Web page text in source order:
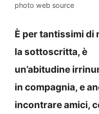
photo web source
È per tantissimi di
la sottoscritta, è
un’abitudine
in compagnia, e
incontrare amici,